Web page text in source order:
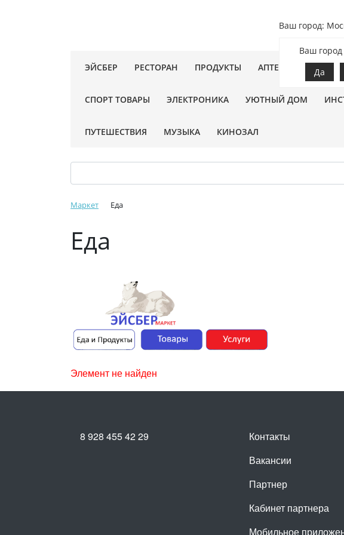
Ваш город:
Ваш
Да
ЭЙСБЕР РЕСТОРАН ПРОДУКТЫ АПТЕКА
СПОРТ ТОВАРЫ ЭЛЕКТРОНИКА УЮТНЫЙ ДОМ
ПУТЕШЕСТВИЯ МУЗЫКА КИНОЗАЛ
Маркет Еда
Еда
Элемент не найден
Контакты
Вакансии
Партнер
Кабинет партнера
Мобильное
8 928 455 42 29